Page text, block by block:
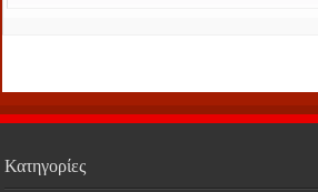
Κατηγορίες